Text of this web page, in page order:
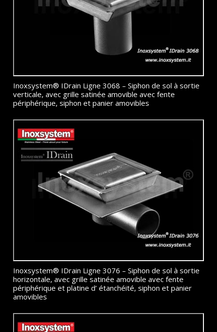
Inoxsystem® IDrain Ligne 3068 – Siphon de sol à sortie
verticale, avec grille satinée amovible avec fente
périphérique, siphon et panier amovibles
Inoxsystem® IDrain Ligne 3076 – Siphon de sol à sortie
horizontale, avec grille satinée amovible avec fente
périphérique et platine d’ étanchéité, siphon et panier
amovibles